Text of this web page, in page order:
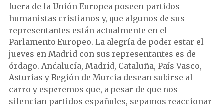
fuera de la Unión Europea poseen partidos
humanistas cristianos y, que algunos de sus
representantes están actualmente en el
Parlamento Europeo. La alegría de poder estar el
jueves en Madrid con sus representantes es de
órdago. Andalucía, Madrid, Cataluña, País Vasco,
Asturias y Región de Murcia desean subirse al
carro y esperemos que, a pesar de que nos
silencian partidos españoles, sepamos reaccionar